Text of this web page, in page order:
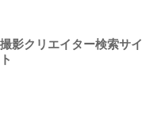
撮影クリエイター検索サイ
ト